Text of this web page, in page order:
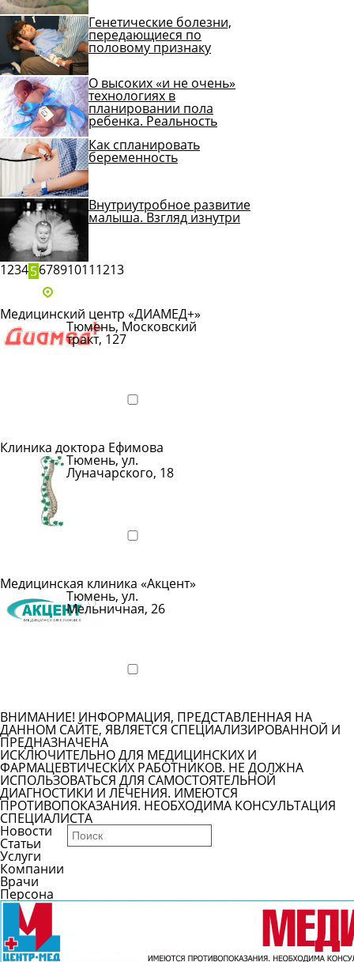
Генетические болезни,
передающиеся по
половому признаку
О высоких «и не очень»
технологиях в
планировании пола
ребенка. Реальность
Как спланировать
беременность
Внутриутробное развитие
малыша. Взгляд изнутри
12345678910111213
Медицинский центр «ДИАМЕД+»
Тюмень, Московский
тракт, 127
Клиника доктора Ефимова
Тюмень, ул.
Луначарского, 18
Медицинская клиника «Акцент»
Тюмень, ул.
Мельничная, 26
ВНИМАНИЕ! ИНФОРМАЦИЯ, ПРЕДСТАВЛЕННАЯ НА
ДАННОМ САЙТЕ, ЯВЛЯЕТСЯ СПЕЦИАЛИЗИРОВАННОЙ И
ПРЕДНАЗНАЧЕНА
ИСКЛЮЧИТЕЛЬНО ДЛЯ МЕДИЦИНСКИХ И
ФАРМАЦЕВТИЧЕСКИХ РАБОТНИКОВ. НЕ ДОЛЖНА
ИСПОЛЬЗОВАТЬСЯ ДЛЯ САМОСТОЯТЕЛЬНОЙ
ДИАГНОСТИКИ И ЛЕЧЕНИЯ. ИМЕЮТСЯ
ПРОТИВОПОКАЗАНИЯ. НЕОБХОДИМА КОНСУЛЬТАЦИЯ
СПЕЦИАЛИСТА
Новости
Статьи
Услуги
Компании
Врачи
Персона